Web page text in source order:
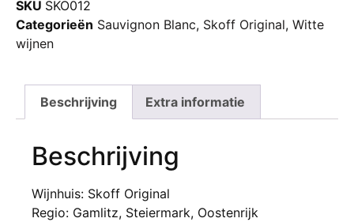
SKU SKO012
Categorieën Sauvignon Blanc, Skoff Original, Witte
wijnen
Beschrijving Extra informatie
Beschrijving
Wijnhuis: Skoff Original
Regio: Gamlitz, Steiermark, Oostenrijk